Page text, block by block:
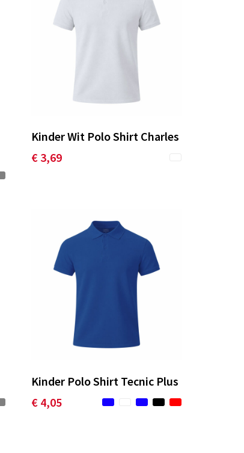
Kinder Wit Polo Shirt Charles
€ 3,69
Kinder Polo Shirt Tecnic Plus
€ 4,05